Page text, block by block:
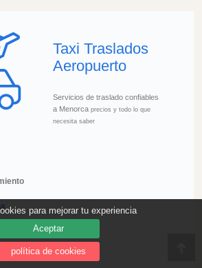
para mejorar tu experiencia
Aceptar
política de cookies
Taxi Traslados
Aeropuerto
Servicios de traslado confiables
a Menorca precios y todo lo que
necesita saber
Menorca